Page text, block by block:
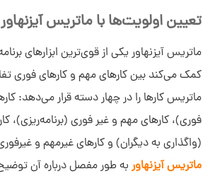
تعیین اولویت‌ها با ماتریس آیزنهاور
ماتریس آیزنهاور یکی از قوی‌ترین ابزارهای
کمک می‌کند بین کارهای مهم و کارهای فوری
ماتریس کارها را در چهار دسته قرار می‌دهد:
فوری)، کارهای مهم و غیر فوری (برنامه‌ریزی)،
(واگذاری به دیگران) و کارهای غیرمهم و
ماتریس آیزنهاور به طور مفصل درباره آن